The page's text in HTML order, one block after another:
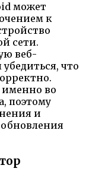
может
к
сети.
веб-
что
именно во
поэтому
и